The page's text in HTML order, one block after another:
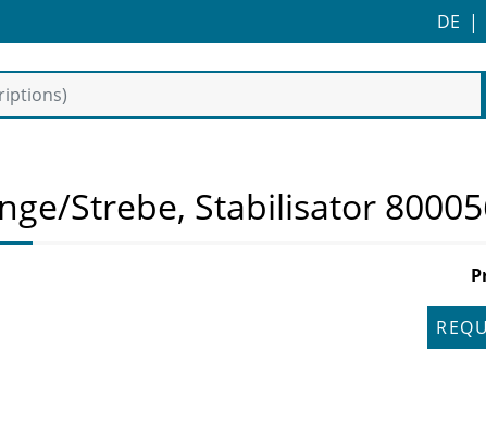
DE |
Strebe, Stabilisator